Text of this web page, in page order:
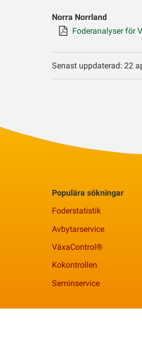
Norra Norrland
Foderanalyser för
Senast uppdaterad: 22
Populära sökningar
Foderstatistik
Avbytarservice
VäxaControl®
Kokontrollen
Seminservice